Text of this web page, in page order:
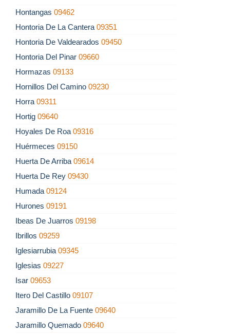
Hontangas 09462
Hontoria De La Cantera 09351
Hontoria De Valdearados 09450
Hontoria Del Pinar 09660
Hormazas 09133
Hornillos Del Camino 09230
Horra 09311
Hortig 09640
Hoyales De Roa 09316
Huérmeces 09150
Huerta De Arriba 09614
Huerta De Rey 09430
Humada 09124
Hurones 09191
Ibeas De Juarros 09198
Ibrillos 09259
Iglesiarrubia 09345
Iglesias 09227
Isar 09653
Itero Del Castillo 09107
Jaramillo De La Fuente 09640
Jaramillo Quemado 09640